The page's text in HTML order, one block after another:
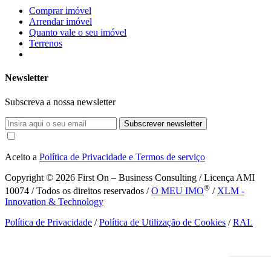
Comprar imóvel
Arrendar imóvel
Quanto vale o seu imóvel
Terrenos
Newsletter
Subscreva a nossa newsletter
Subscrever newsletter
Aceito a Política de Privacidade e Termos de serviço
Copyright © 2026 First On – Business Consulting / Licença AMI
10074 / Todos os direitos reservados /O MEU IMO® / XLM -
Innovation & Technology
Política de Privacidade /Política de Utilização de Cookies /RAL